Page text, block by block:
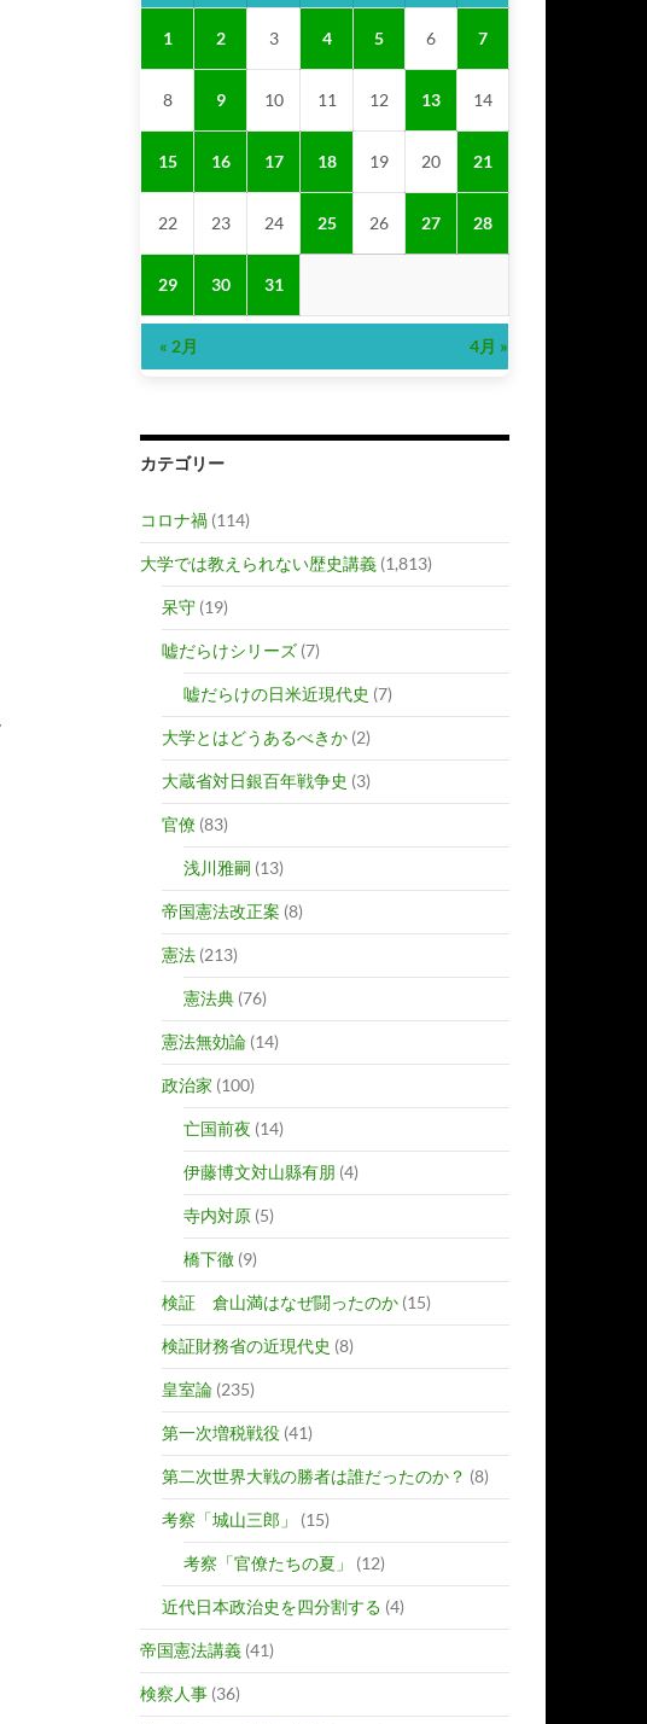
1 2 3 4 5 6 7
8 9 10 11 12 13 14
15 16 17 18 19 20 21
22 23 24 25 26 27 28
29 30 31
« 2月 4月 »
カテゴリー
コロナ禍 (114)
大学では教えられない歴史講義 (1,813)
呆守 (19)
嘘だらけシリーズ (7)
嘘だらけの日米近現代史 (7)
大学とはどうあるべきか (2)
大蔵省対日銀百年戦争史 (3)
官僚 (83)
浅川雅嗣 (13)
帝国憲法改正案 (8)
憲法 (213)
憲法典 (76)
憲法無効論 (14)
政治家 (100)
亡国前夜 (14)
伊藤博文対山縣有朋 (4)
寺内対原 (5)
橋下徹 (9)
検証 倉山満はなぜ闘ったのか (15)
検証財務省の近現代史 (8)
皇室論 (235)
第一次増税戦役 (41)
第二次世界大戦の勝者は誰だったのか？ (8)
考察「城山三郎」 (15)
考察「官僚たちの夏」 (12)
近代日本政治史を四分割する (4)
帝国憲法講義 (41)
検察人事 (36)